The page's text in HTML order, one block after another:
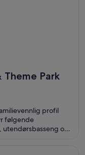
Theme Park
profil
følgende
og